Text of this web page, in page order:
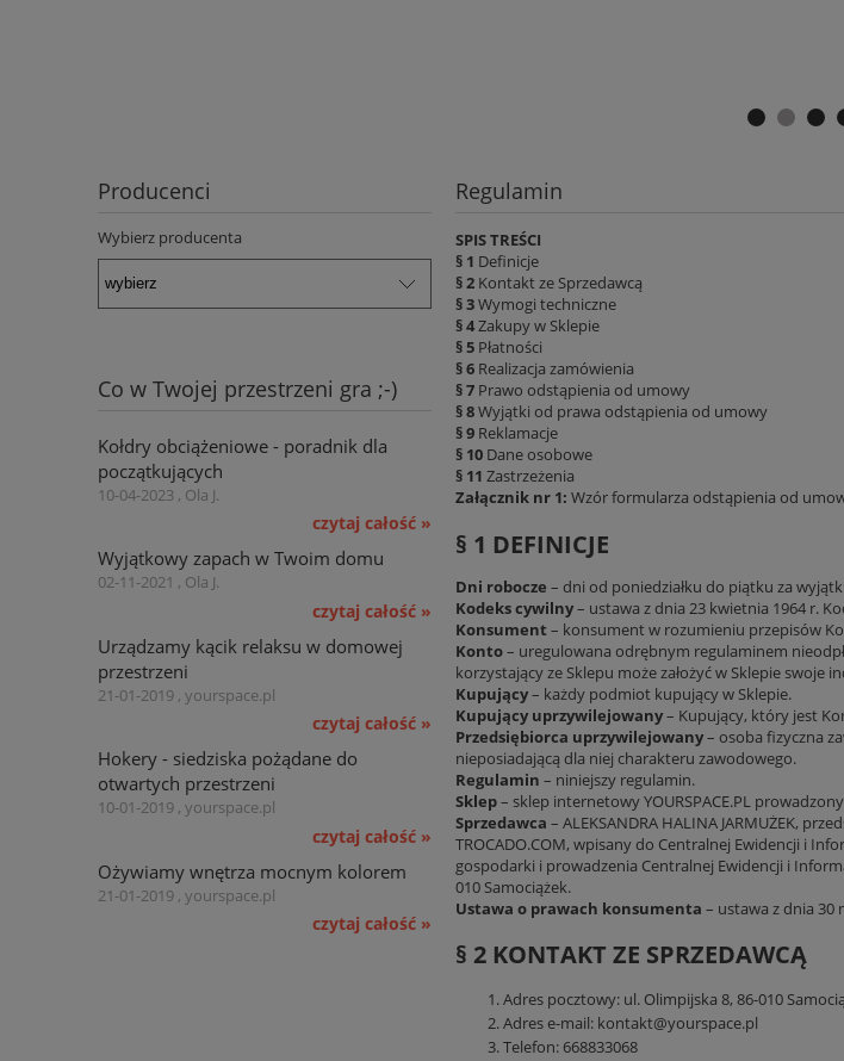
Producenci
Wybierz producenta
Co w Twojej przestrzeni gra ;-)
Kołdry obciążeniowe - poradnik dla
początkujących
10-04-2023 , Ola J.
czytaj całość »
Wyjątkowy zapach w Twoim domu
02-11-2021 , Ola J.
czytaj całość »
Urządzamy kącik relaksu w domowej
przestrzeni
21-01-2019 , yourspace.pl
czytaj całość »
Hokery - siedziska pożądane do
otwartych przestrzeni
10-01-2019 , yourspace.pl
czytaj całość »
Ożywiamy wnętrza mocnym kolorem
21-01-2019 , yourspace.pl
czytaj całość »
Regulamin
SPIS TREŚCI
§ 1 Definicje
§ 2 Kontakt ze Sprzedawcą
§ 3Wymogi techniczne
§ 4Zakupy w Sklepie
§ 5 Płatności
§ 6 Realizacja zamówienia
§ 7 Prawo odstąpienia od umowy
§ 8Wyjątki od prawa odstąpienia od umowy
§ 9 Reklamacje
§ 10 Dane osobowe
§ 11 Zastrzeżenia
Załącznik nr 1: Wzór formularza odstąpienia od
§ 1 DEFINICJE
Dni robocze – dni od poniedziałku do piątku za
Kodeks cywilny– ustawa z dnia 23 kwietnia 1964 r.
Konsument – konsument w rozumieniu przepisów
Konto– uregulowana odrębnym regulaminem
korzystający ze Sklepu może założyć w Sklepie swoje
Kupujący– każdy podmiot kupujący w Sklepie.
Kupujący uprzywilejowany– Kupujący, który jest
Przedsiębiorca uprzywilejowany– osoba fizyczna
nieposiadającą dla niej charakteru zawodowego.
Regulamin – niniejszy regulamin.
Sklep– sklep internetowy YOURSPACE.PL
Sprzedawca – ALEKSANDRA HALINA JARMUŻEK,
TROCADO.COM, wpisany do Centralnej Ewidencji i
gospodarki i prowadzenia Centralnej Ewidencji i
010 Samociążek.
Ustawa o prawach konsumenta – ustawa z dnia 30
§ 2 KONTAKT ZE SPRZEDAWCĄ
Adres pocztowy: ul. Olimpijska 8, 86-010
Adres e-mail: kontakt@yourspace.pl
Telefon: 668833068